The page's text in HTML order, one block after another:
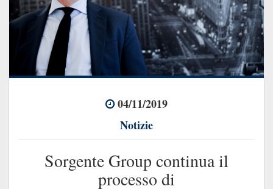
04/11/2019
Notizie
Sorgente Group continua il
processo di